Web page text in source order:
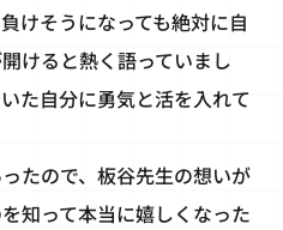
けそうになっても絶対に自
けると熱く語っていまし
た自分に勇気と活を入れて
たので、板谷先生の想いが
知って本当に嬉しくなった